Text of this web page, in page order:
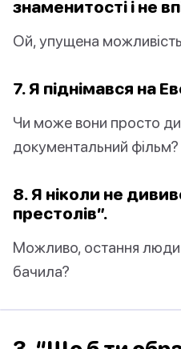
знаменитості і не
Ой, упущена
7. Я піднімався на
Чи може вони просто
документальний фільм?
8. Я ніколи не
престолів”.
Можливо, остання
бачила?